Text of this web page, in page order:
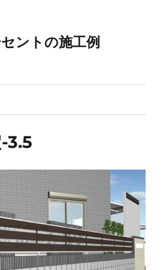
ントの施工例
3.5